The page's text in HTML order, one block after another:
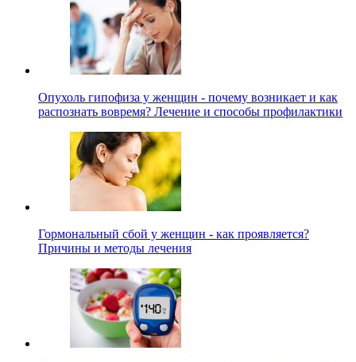
Опухоль гипофиза у женщин - почему возникает и как
распознать вовремя? Лечение и способы профилактики
Гормональный сбой у женщин - как проявляется?
Причины и методы лечения